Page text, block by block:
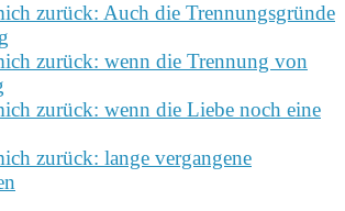
zurück: Auch die Trennungsgründe
zurück: wenn die Trennung von
zurück: wenn die Liebe noch eine
zurück: lange vergangene